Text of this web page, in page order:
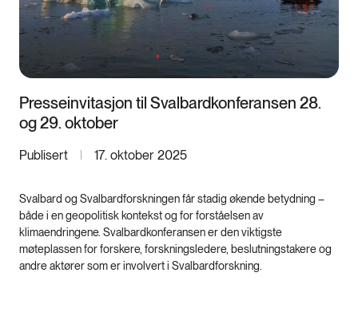
Presseinvitasjon til Svalbardkonferansen 28.
og 29. oktober
Svalbard og Svalbardforskningen får stadig økende betydning –
både i en geopolitisk kontekst og for forståelsen av
klimaendringene. Svalbardkonferansen er den viktigste
møteplassen for forskere, forskningsledere, beslutningstakere og
andre aktører som er involvert i Svalbardforskning.
Publisert 17. oktober 2025